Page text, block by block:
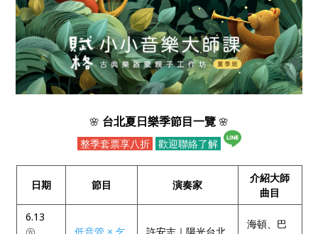
🌸 台北夏日樂季節目一覽 🌸
整季套票享八折
歡迎聯絡了解
日期 節目 演奏家
介紹大師
曲目
6.13
海頓、巴